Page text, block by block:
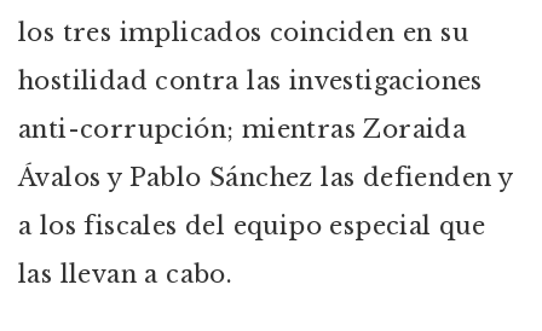
los tres implicados coinciden en su
hostilidad contra las investigaciones
anti-corrupción; mientras Zoraida
Ávalos y Pablo Sánchez las defienden y
a los fiscales del equipo especial que
las llevan a cabo.